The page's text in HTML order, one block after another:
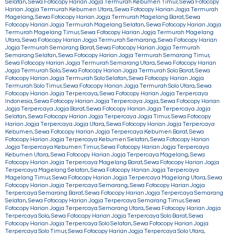
Selatan,Sewa Fotocopy Harian Jogja Termurah Kebumen Timur,Sewa Fotocopy
Harian Jogja Termurah Kebumen Utara,Sewa Fotocopy Harian Jogja Termurah
Magelang,Sewa Fotocopy Harian Jogja Termurah Magelang Barat,Sewa
Fotocopy Harian Jogja Termurah Magelang Selatan,Sewa Fotocopy Harian Jogja
Termurah Magelang Timur,Sewa Fotocopy Harian Jogja Termurah Magelang
Utara,Sewa Fotocopy Harian Jogja Termurah Semarang,Sewa Fotocopy Harian
Jogja Termurah Semarang Barat,Sewa Fotocopy Harian Jogja Termurah
Semarang Selatan,Sewa Fotocopy Harian Jogja Termurah Semarang Timur,
Sewa Fotocopy Harian Jogja Termurah Semarang Utara,Sewa Fotocopy Harian
Jogja Termurah Solo,Sewa Fotocopy Harian Jogja Termurah Solo Barat,Sewa
Fotocopy Harian Jogja Termurah Solo Selatan,Sewa Fotocopy Harian Jogja
Termurah Solo Timur,Sewa Fotocopy Harian Jogja Termurah Solo Utara,Sewa
Fotocopy Harian Jogja Terpercaya,Sewa Fotocopy Harian Jogja Terpercaya
Indonesia,Sewa Fotocopy Harian Jogja Terpercaya Jogja,Sewa Fotocopy Harian
Jogja Terpercaya Jogja Barat,Sewa Fotocopy Harian Jogja Terpercaya Jogja
Selatan,Sewa Fotocopy Harian Jogja Terpercaya Jogja Timur,Sewa Fotocopy
Harian Jogja Terpercaya Jogja Utara,Sewa Fotocopy Harian Jogja Terpercaya
Kebumen,Sewa Fotocopy Harian Jogja Terpercaya Kebumen Barat,Sewa
Fotocopy Harian Jogja Terpercaya Kebumen Selatan,Sewa Fotocopy Harian
Jogja Terpercaya Kebumen Timur,Sewa Fotocopy Harian Jogja Terpercaya
Kebumen Utara,Sewa Fotocopy Harian Jogja Terpercaya Magelang,Sewa
Fotocopy Harian Jogja Terpercaya Magelang Barat,Sewa Fotocopy Harian Jogja
Terpercaya Magelang Selatan,Sewa Fotocopy Harian Jogja Terpercaya
Magelang Timur,Sewa Fotocopy Harian Jogja Terpercaya Magelang Utara,Sewa
Fotocopy Harian Jogja Terpercaya Semarang,Sewa Fotocopy Harian Jogja
Terpercaya Semarang Barat,Sewa Fotocopy Harian Jogja Terpercaya Semarang
Selatan,Sewa Fotocopy Harian Jogja Terpercaya Semarang Timur,Sewa
Fotocopy Harian Jogja Terpercaya Semarang Utara,Sewa Fotocopy Harian Jogja
Terpercaya Solo,Sewa Fotocopy Harian Jogja Terpercaya Solo Barat,Sewa
Fotocopy Harian Jogja Terpercaya Solo Selatan,Sewa Fotocopy Harian Jogja
Terpercaya Solo Timur,Sewa Fotocopy Harian Jogja Terpercaya Solo Utara,